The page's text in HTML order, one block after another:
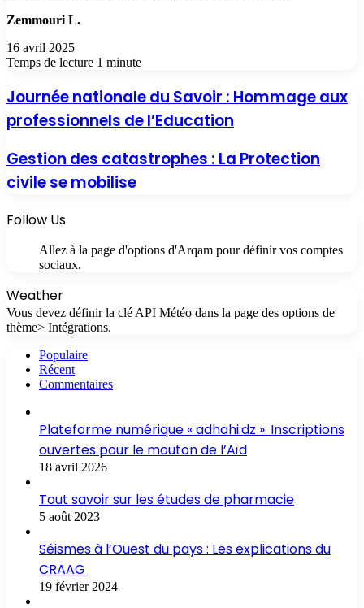
Zemmouri L.
16 avril 2025
Temps de lecture 1 minute
Journée nationale du Savoir : Hommage aux
professionnels de l’Education
Gestion des catastrophes : La Protection
civile se mobilise
Follow Us
Allez à la page d'options d'Arqam pour définir vos comptes
sociaux.
Weather
Vous devez définir la clé API Météo dans la page des options de
thème> Intégrations.
Populaire
Récent
Commentaires
Plateforme numérique « adhahi.dz »: Inscriptions
ouvertes pour le mouton de l’Aïd
18 avril 2026
Tout savoir sur les études de pharmacie
5 août 2023
Séismes à l’Ouest du pays : Les explications du
CRAAG
19 février 2024